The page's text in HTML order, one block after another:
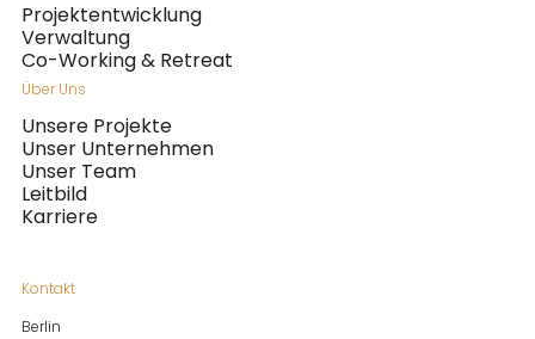
Projektentwicklung
Verwaltung
Co-Working & Retreat
Über Uns
Unsere Projekte
Unser Unternehmen
Unser Team
Leitbild
Karriere
Kontakt
Berlin